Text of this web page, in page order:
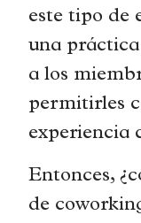
este tipo de
una
a los
permitirles
experiencia
Entonces,
de